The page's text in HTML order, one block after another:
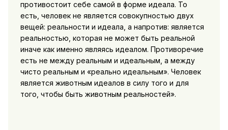
противостоит себе самой в форме идеала. То
есть, человек не является совокупностью двух
вещей: реальности и идеала, а напротив: является
реальностью, которая не может быть реальной
иначе как именно являясь идеалом. Противоречие
есть не между реальным и идеальным, а между
чисто реальным и «реально идеальным». Человек
является животным идеалов в силу того и для
того, чтобы быть животным реальностей».